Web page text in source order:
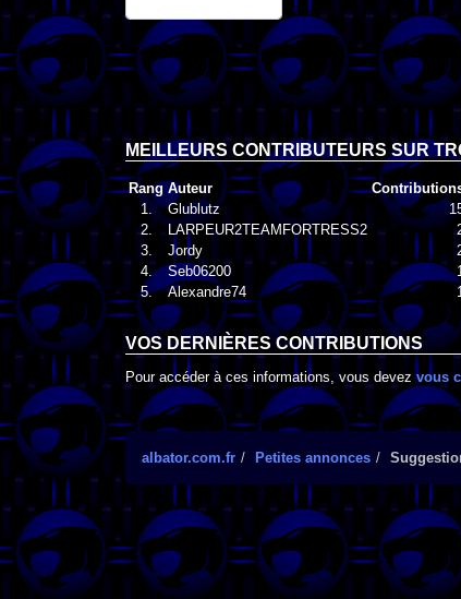
MEILLEURS CONTRIBUTEURS SUR
Rang Auteur
1.
Glublutz
2.
LARPEUR2TEAMFORTRESS2
3.
Jordy
4.
Seb06200
1
5.
Alexandre74
VOS DERNIÈRES CONTRIBUTIONS
Pour accéder à ces informations, vous devezvous
albator.com.fr Petites annonces